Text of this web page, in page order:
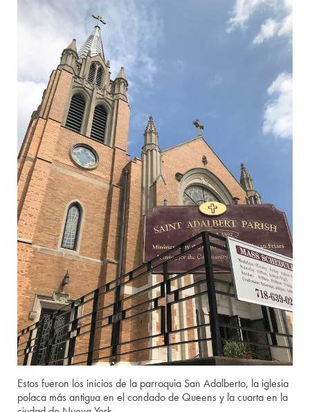
Estos fueron los inicios de la parroquia San Adalberto, la iglesia
polaca más antigua en el condado de Queens y la cuarta en la